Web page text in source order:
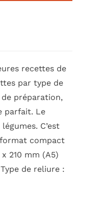
recettes de
par type de
préparation,
parfait. Le
C’est
format compact
210 mm (A5)
de reliure :